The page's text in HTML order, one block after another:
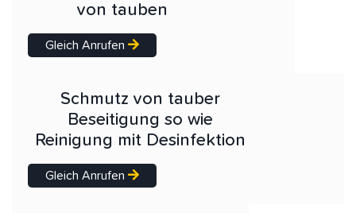
von tauben
Gleich Anrufen
Schmutz von tauber
Beseitigung so wie
Reinigung mit Desinfektion
Gleich Anrufen